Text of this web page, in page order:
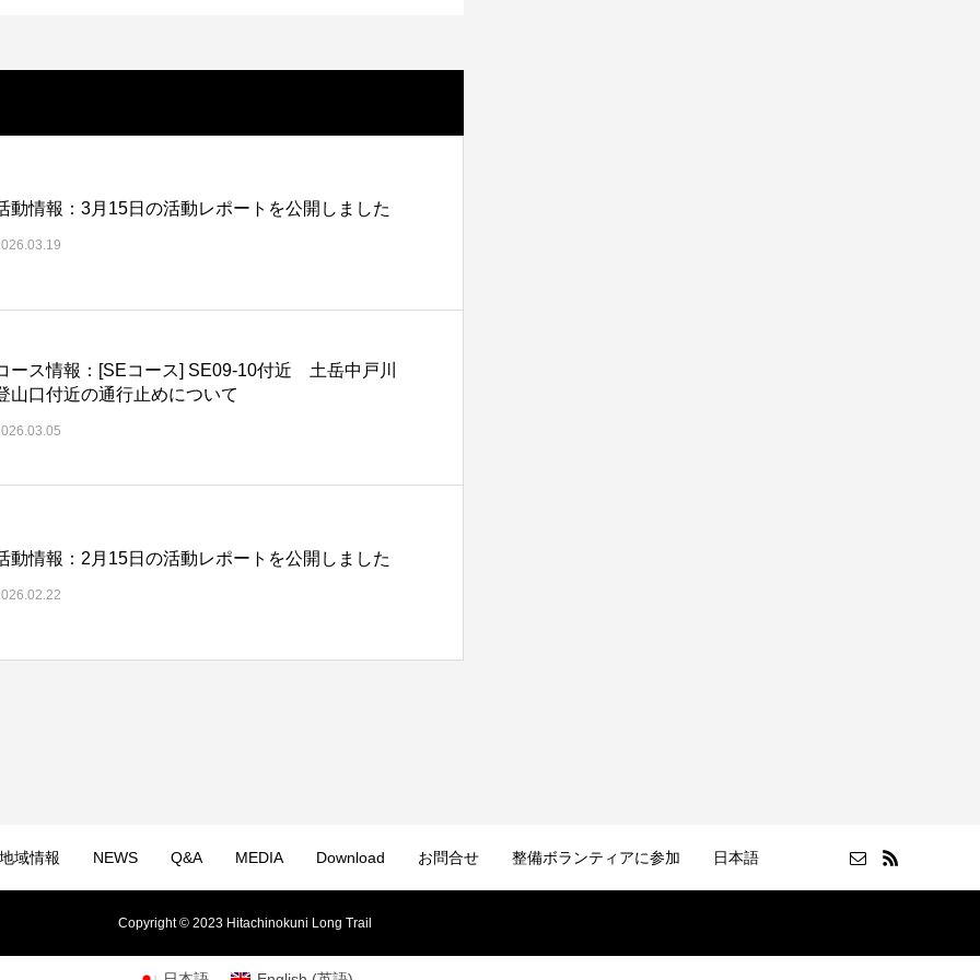
動情報：3月15日の活動レポートを公開しました
ース情報：[SEコース] SE09-10付近 土岳中戸川
山口付近の通行止めについて
動情報：2月15日の活動レポートを公開しました
地域情報 NEWS Q&A MEDIA Download お問合せ 整備ボランティアに参加 日本語
Copyright © 2023 Hitachinokuni Long Trail